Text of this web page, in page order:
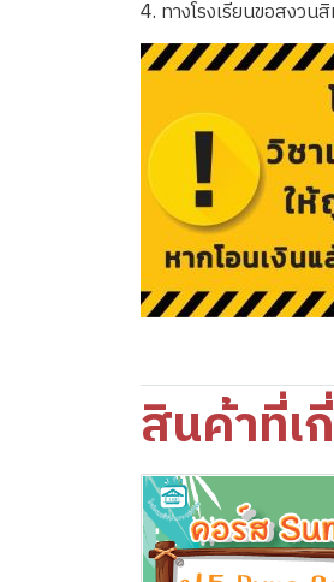
4. ทางโรงเรียนขอสงว
สินค้าที่เ